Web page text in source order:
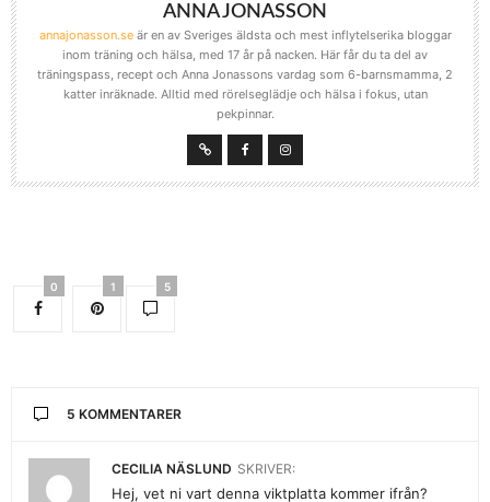
ANNA JONASSON
annajonasson.seär en av Sveriges äldsta och mest inflytelserika bloggar
inom träning och hälsa, med 17 år på nacken. Här får du ta del av
träningspass, recept och Anna Jonassons vardag som 6-barnsmamma, 2
katter inräknade. Alltid med rörelseglädje och hälsa i fokus, utan
pekpinnar.
0 1 5
5 KOMMENTARER
CECILIA NÄSLUND SKRIVER:
Hej, vet ni vart denna viktplatta kommer ifrån?